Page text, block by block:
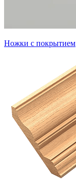
Ножки с покрытием